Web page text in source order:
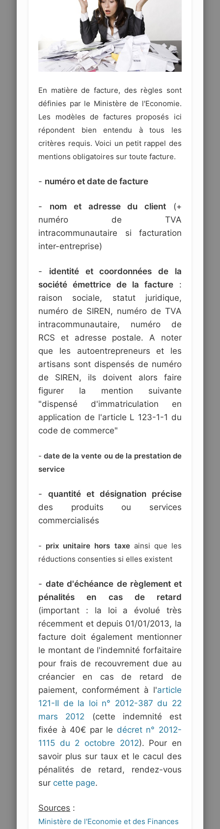
En matière de facture, des règles sont
définies par le Ministère de l'Economie.
Les modèles de factures proposés ici
répondent bien entendu à tous les
critères requis. Voici un petit rappel des
mentions obligatoires sur toute facture.
- numéro et date de facture
- nom et adresse du client (+
numéro de TVA
intracommunautaire si facturation
inter-entreprise)
- identité et coordonnées de la
société émettrice de la facture:
raison sociale, statut juridique,
numéro de SIREN, numéro de TVA
intracommunautaire, numéro de
RCS et adresse postale. A noter
que les autoentrepreneurs et les
artisans sont dispensés de numéro
de SIREN, ils doivent alors faire
figurer la mention suivante
"dispensé d'immatriculation en
application de l'article L 123-1-1 du
code de commerce"
-date de la vente ou de la prestation de
service
-quantité et désignation précise
des produits ou services
commercialisés
- prix unitaire hors taxeainsi que les
réductions consenties si elles existent
-date d'échéance de règlement et
pénalités en cas de retard
(important : la loi a évolué très
récemment et depuis 01/01/2013, la
facture doit également mentionner
le montant de l'indemnité forfaitaire
pour frais de recouvrement due au
créancier en cas de retard de
paiement, conformément à l'article
121-II de la loi n° 2012-387 du 22
mars 2012 (cette indemnité est
fixée à 40€ par le décret n° 2012-
1115 du 2 octobre 2012). Pour en
savoir plus sur taux et le cacul des
pénalités de retard, rendez-vous
sur cette page.
Sources :
Ministère de l'Economie et des Finances